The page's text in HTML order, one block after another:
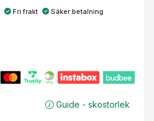
Fri frakt
Säker betalning
Guide - skostorlek